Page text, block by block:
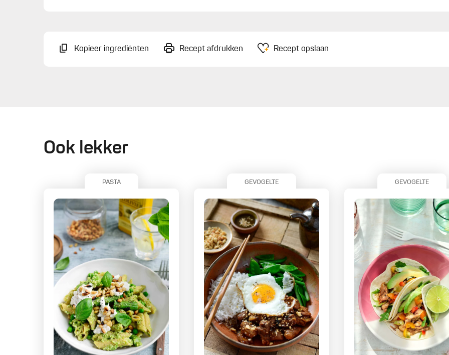
Kopieer ingrediënten Recept afdrukken Recept opslaan
Ook lekker
PASTA GEVOGELTE GEVOGELTE